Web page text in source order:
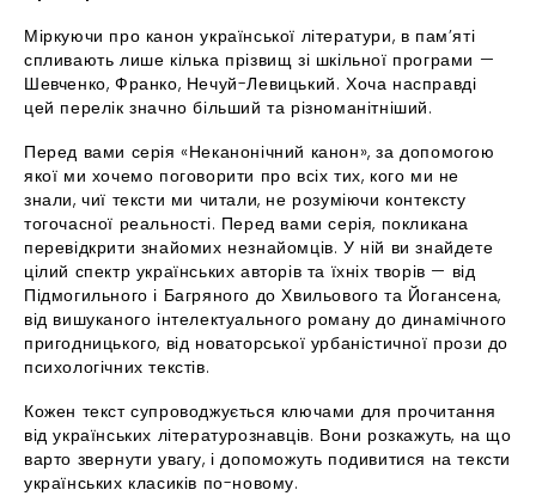
Міркуючи про канон української літератури, в пам’яті
спливають лише кілька прізвищ зі шкільної програми —
Шевченко, Франко, Нечуй-Левицький. Хоча насправді
цей перелік значно більший та різноманітніший.
Перед вами серія «Неканонічний канон», за допомогою
якої ми хочемо поговорити про всіх тих, кого ми не
знали, чиї тексти ми читали, не розуміючи контексту
тогочасної реальності. Перед вами серія, покликана
перевідкрити знайомих незнайомців. У ній ви знайдете
цілий спектр українських авторів та їхніх творів — від
Підмогильного і Багряного до Хвильового та Йогансена,
від вишуканого інтелектуального роману до динамічного
пригодницького, від новаторської урбаністичної прози до
психологічних текстів.
Кожен текст супроводжується ключами для прочитання
від українських літературознавців. Вони розкажуть, на що
варто звернути увагу, і допоможуть подивитися на тексти
українських класиків по-новому.